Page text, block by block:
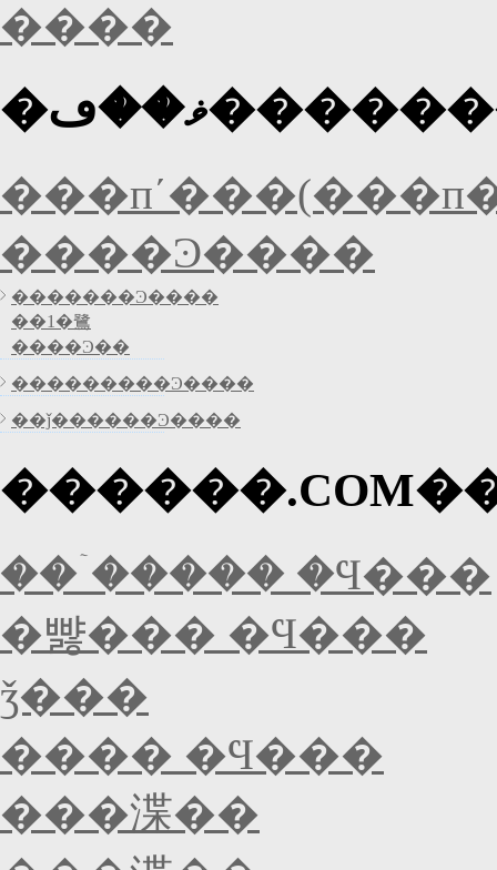
����
����Ͽ����
�������Ͽ����
��1�鷺
����Ͽ��
���������Ͽ����
��ǰ������Ͽ����
���ۤ���� �Ϥ���
�뺧��� �Ϥ���
ǯ���
���� �Ϥ���
���渫��